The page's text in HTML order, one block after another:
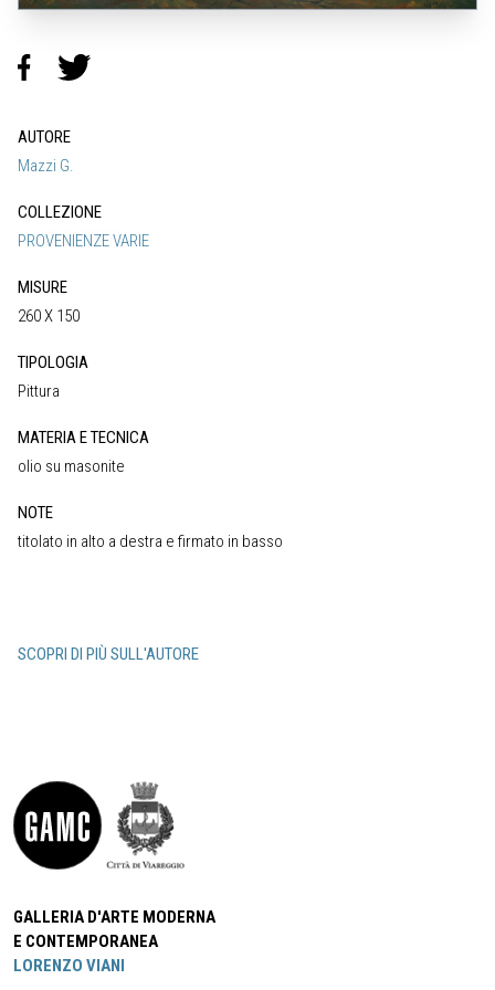
AUTORE
Mazzi G.
COLLEZIONE
PROVENIENZE VARIE
MISURE
260 X 150
TIPOLOGIA
Pittura
MATERIA E TECNICA
olio su masonite
NOTE
titolato in alto a destra e firmato in basso
SCOPRI DI PIÙ SULL'AUTORE
GALLERIA D'ARTE MODERNA
E CONTEMPORANEA
LORENZO VIANI